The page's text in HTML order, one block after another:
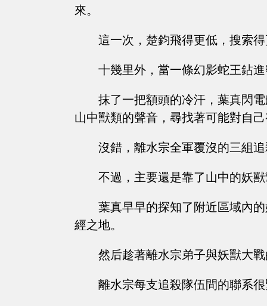
來。
這一次，楚鈞飛得更低，搜索
十幾里外，當一條幻影蛇王鉆
抹了一把額頭的冷汗，葉真閃
山中獸類的聲音，尋找著可能對自
沒錯，離水宗全軍覆沒的三組
不過，主要還是靠了山中的妖
葉真早早的探知了附近區域內
經之地。
然后趁著離水宗弟子與妖獸大
離水宗每支追殺隊伍間的聯系